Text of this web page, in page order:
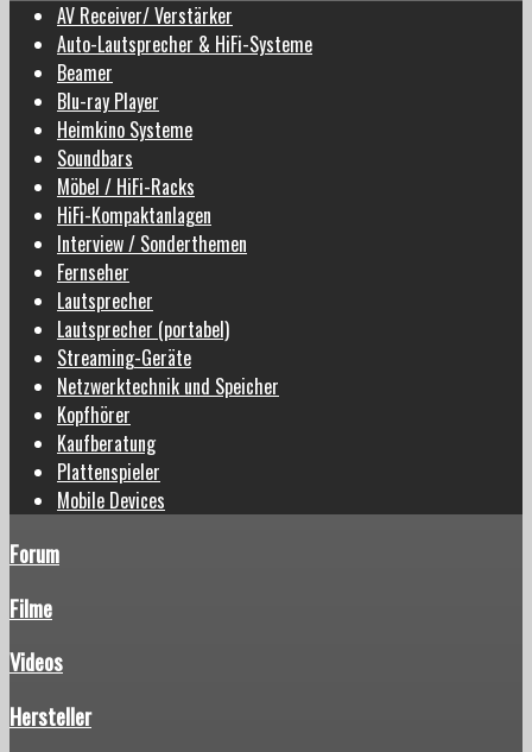
AV Receiver/ Verstärker
Auto-Lautsprecher & HiFi-Systeme
Beamer
Blu-ray Player
Heimkino Systeme
Soundbars
Möbel / HiFi-Racks
HiFi-Kompaktanlagen
Interview / Sonderthemen
Fernseher
Lautsprecher
Lautsprecher (portabel)
Streaming-Geräte
Netzwerktechnik und Speicher
Kopfhörer
Kaufberatung
Plattenspieler
Mobile Devices
Forum
Filme
Videos
Hersteller